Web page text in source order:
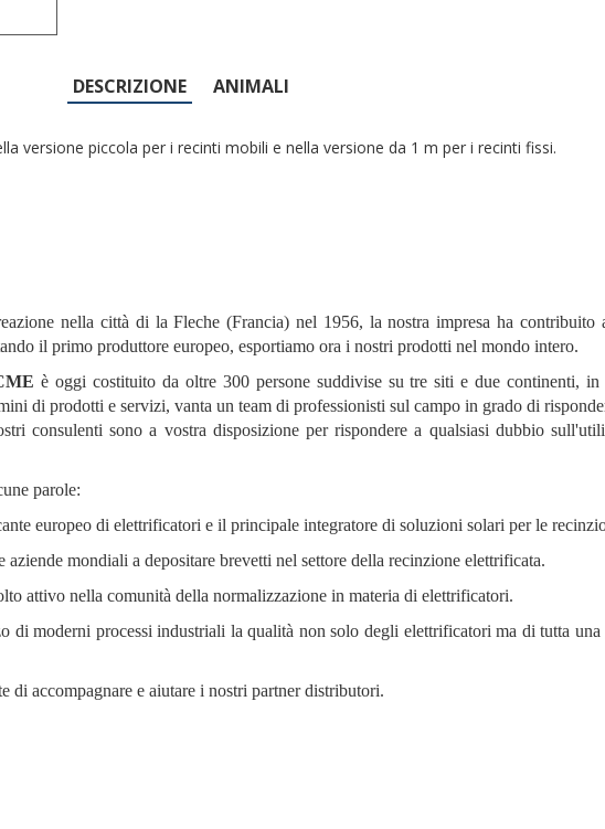
DESCRIZIONE ANIMALI
versione piccola per i recinti mobili e nella versione da 1 m per i recinti fissi.
nella città di la Fleche (Francia) nel 1956, la nostra impresa ha contribuito
il primo produttore europeo, esportiamo ora i nostri prodotti nel mondo intero.
è oggi costituito da oltre 300 persone suddivise su tre siti e due continenti,
di prodotti e servizi, vanta un team di professionisti sul campo in grado di
consulenti sono a vostra disposizione per rispondere a qualsiasi dubbio
parole:
europeo di elettrificatori e il principale integratore di soluzioni solari per le
aziende mondiali a depositare brevetti nel settore della recinzione elettrificata.
attivo nella comunità della normalizzazione in materia di elettrificatori.
di moderni processi industriali la qualità non solo degli elettrificatori ma di tutta
di accompagnare e aiutare i nostri partner distributori.